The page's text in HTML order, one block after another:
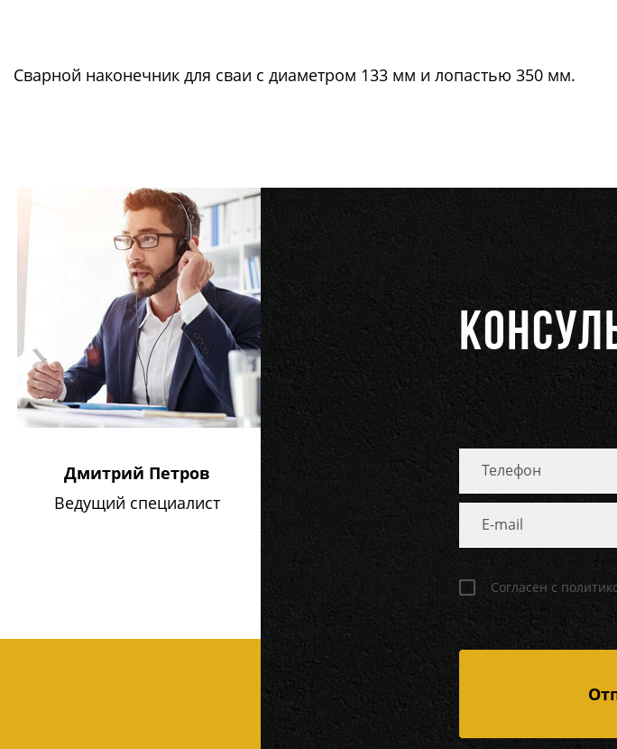
Сварной наконечник для сваи с диаметром 133 мм и лопастью 350 мм.
Дмитрий Петров
Ведущий специалист
Согласен с